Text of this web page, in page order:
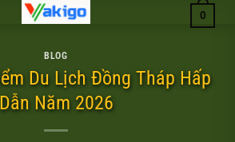
0
BLOG
Du Lịch Đồng Tháp Hấp
Dẫn Năm 2026